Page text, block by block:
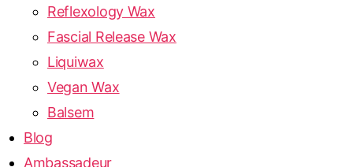
Reflexology Wax
Fascial Release Wax
Liquiwax
Vegan Wax
Balsem
Blog
Ambassadeur